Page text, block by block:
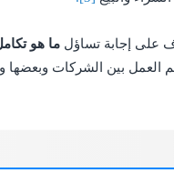
على إجابة تساؤل ما هو
العمل بين الشركات وبعضها